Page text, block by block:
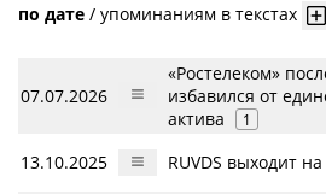
по дате / упоминаниям в текстах
07.07.2026
«Ростелеком»
избавился от
актива
1
13.10.2025 RUVDS выходит